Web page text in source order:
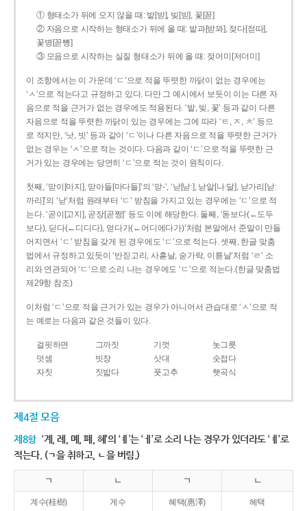
① 형태소가 뒤에 오지 않을 때: 밭[받], 빚[빋], 꽃[꼳]
② 자음으로 시작하는 형태소가 뒤에 올 때: 밭과[받꽈], 젖다[젇따],
꽃병[꼳뼝]
③ 모음으로 시작하는 실질 형태소가 뒤에 올 때: 젖어미[저더미]
이 조항에서는 이 가운데 ‘ㄷ’으로 적을 뚜렷한 까닭이 없는 경우에는
‘ㅅ’으로 적는다고 규정하고 있다. 다만 그 예시에서 보듯이 이는 다른 자
음으로 적을 근거가 없는 경우에도 적용된다. ‘밭, 빚, 꽃’ 등과 같이 다른
자음으로 적을 뚜렷한 까닭이 있는 경우에는 그에 따라 ‘ㅌ, ㅈ, ㅊ’ 등으
로 적지만, ‘낫, 빗’ 등과 같이 ‘ㄷ’이나 다른 자음으로 적을 뚜렷한 근거가
없는 경우는 ‘ㅅ’으로 적는 것이다. 다음과 같이 ‘ㄷ’으로 적을 뚜렷한 근
거가 있는 경우에는 당연히 ‘ㄷ’으로 적는 것이 원칙이다.
첫째, ‘맏이[마지], 맏아들[마다들]’의 ‘맏-’, ‘낟[낟ː], 낟알[나ː달], 낟가리[낟ː
까리]’의 ‘낟’처럼 원래부터 ‘ㄷ’ 받침을 가지고 있는 경우에는 ‘ㄷ’으로 적
는다. ‘곧이[고지], 곧장[곧짱]’ 등도 이에 해당한다. 둘째, ‘돋보다(←도두
보다), 딛다(←디디다), 얻다가(←어디에다가)’처럼 본말에서 준말이 만들
어지면서 ‘ㄷ’ 받침을 갖게 된 경우에도 ‘ㄷ’으로 적는다. 셋째, 한글 맞춤
법에서 규정하고 있듯이 ‘반짇고리, 사흗날, 숟가락, 이튿날’처럼 ‘ㄹ’ 소
리와 연관되어 ‘ㄷ’으로 소리 나는 경우에도 ‘ㄷ’으로 적는다.(한글 맞춤법
제29항 참조)
이처럼 ‘ㄷ’으로 적을 근거가 있는 경우가 아니어서 관습대로 ‘ㅅ’으로 적
는 예로는 다음과 같은 것들이 있다.
걸핏하면 그까짓 기껏
놋그릇
덧셈
빗장 삿대
숫접다
자칫
짓밟다 풋고추 햇곡식
제4절 모음
제8항 ‘계, 례, 몌, 폐, 혜’의 ‘ㅖ’는 ‘ㅔ’로 소리 나는 경우가 있더라도 ‘ㅖ’로
적는다. (ㄱ을 취하고, ㄴ을 버림.)
ㄱ ㄴ ㄱ ㄴ
계수(桂樹) 게수 혜택(惠澤) 헤택